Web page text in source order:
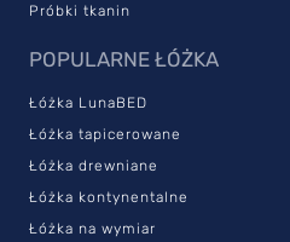
Próbki tkanin
POPULARNE ŁÓŻKA
Łóżka LunaBED
Łóżka tapicerowane
Łóżka drewniane
Łóżka kontynentalne
Łóżka na wymiar